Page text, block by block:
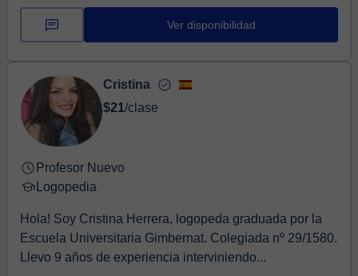
Ver disponibilidad
Cristina
$21/clase
Profesor Nuevo
Logopedia
Hola! Soy Cristina Herrera, logopeda graduada por la
Escuela Universitaria Gimbernat. Colegiada nº 29/1580.
Llevo 9 años de experiencia interviniendo...